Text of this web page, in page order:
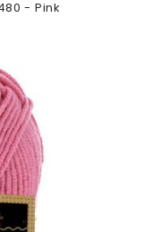
- Pink